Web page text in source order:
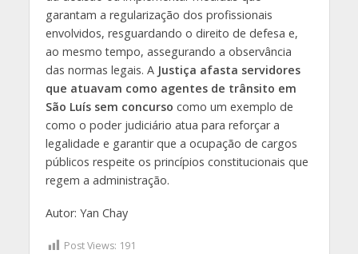
garantam a regularização dos profissionais
envolvidos, resguardando o direito de defesa e,
ao mesmo tempo, assegurando a observância
das normas legais. A Justiça afasta servidores
que atuavam como agentes de trânsito em
São Luís sem concurso como um exemplo de
como o poder judiciário atua para reforçar a
legalidade e garantir que a ocupação de cargos
públicos respeite os princípios constitucionais que
regem a administração.
Autor: Yan Chay
Post Views: 191